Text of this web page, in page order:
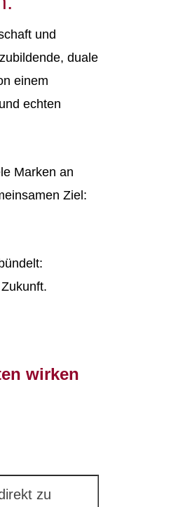
und
duale
einem
echten
Marken an
Ziel:
wirken
zu